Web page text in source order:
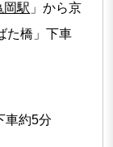
岡駅 」から京
た橋」下車
車約5分